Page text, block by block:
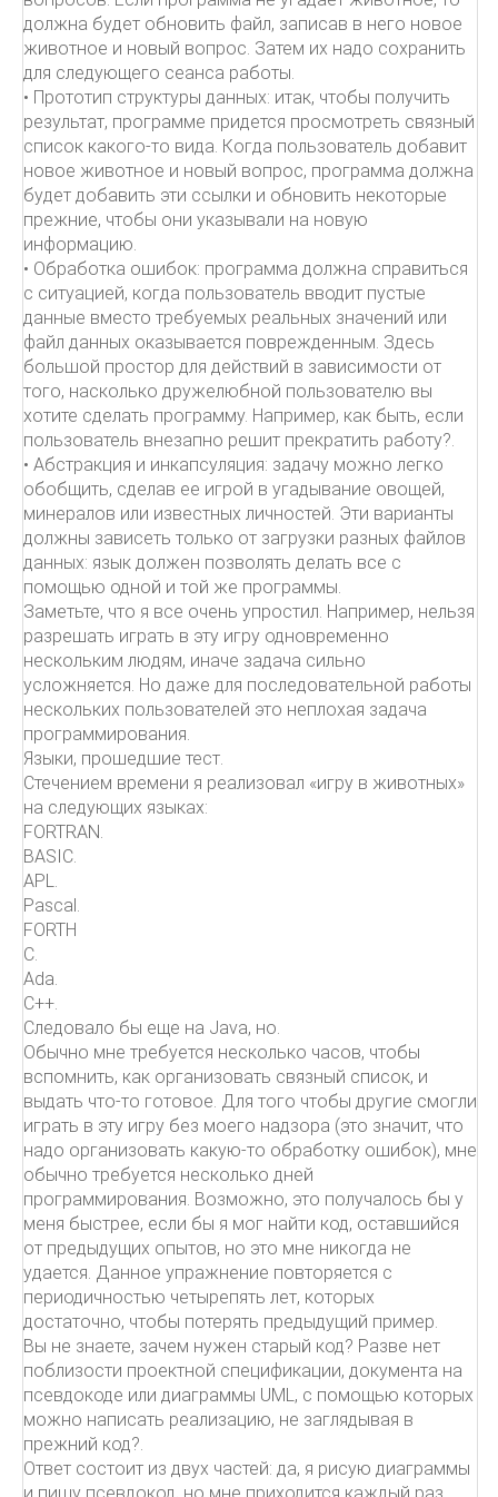
должна будет обновить файл, записав в него новое
животное и новый вопрос. Затем их надо сохранить
для следующего сеанса работы.
• Прототип структуры данных: итак, чтобы получить
результат, программе придется просмотреть связный
список какого-то вида. Когда пользователь добавит
новое животное и новый вопрос, программа должна
будет добавить эти ссылки и обновить некоторые
прежние, чтобы они указывали на новую
информацию.
• Обработка ошибок: программа должна справиться
с ситуацией, когда пользователь вводит пустые
данные вместо требуемых реальных значений или
файл данных оказывается поврежденным. Здесь
большой простор для действий в зависимости от
того, насколько дружелюбной пользователю вы
хотите сделать программу. Например, как быть, если
пользователь внезапно решит прекратить работу?.
• Абстракция и инкапсуляция: задачу можно легко
обобщить, сделав ее игрой в угадывание овощей,
минералов или известных личностей. Эти варианты
должны зависеть только от загрузки разных файлов
данных: язык должен позволять делать все с
помощью одной и той же программы.
Заметьте, что я все очень упростил. Например, нельзя
разрешать играть в эту игру одновременно
нескольким людям, иначе задача сильно
усложняется. Но даже для последовательной работы
нескольких пользователей это неплохая задача
программирования.
Языки, прошедшие тест.
Стечением времени я реализовал «игру в животных»
на следующих языках:
FORTRAN.
BASIC.
APL.
Pascal.
FORTH
C.
Ada.
C++.
Следовало бы еще на Java, но.
Обычно мне требуется несколько часов, чтобы
вспомнить, как организовать связный список, и
выдать что-то готовое. Для того чтобы другие смогли
играть в эту игру без моего надзора (это значит, что
надо организовать какую-то обработку ошибок), мне
обычно требуется несколько дней
программирования. Возможно, это получалось бы у
меня быстрее, если бы я мог найти код, оставшийся
от предыдущих опытов, но это мне никогда не
удается. Данное упражнение повторяется с
периодичностью четырепять лет, которых
достаточно, чтобы потерять предыдущий пример.
Вы не знаете, зачем нужен старый код? Разве нет
поблизости проектной спецификации, документа на
псевдокоде или диаграммы UML, с помощью которых
можно написать реализацию, не заглядывая в
прежний код?.
Ответ состоит из двух частей: да, я рисую диаграммы